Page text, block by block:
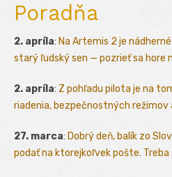
Poradňa
2. apríla: Na Artemis 2 je
starý ľudský sen — pozrieť sa hore
2. apríla: Z pohľadu pilota je na
riadenia, bezpečnostných režimov
27. marca: Dobrý deň, balík zo
podať na ktorejkoľvek pošte. Treba